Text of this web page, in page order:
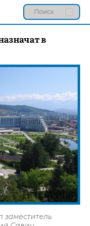
в
заместитель